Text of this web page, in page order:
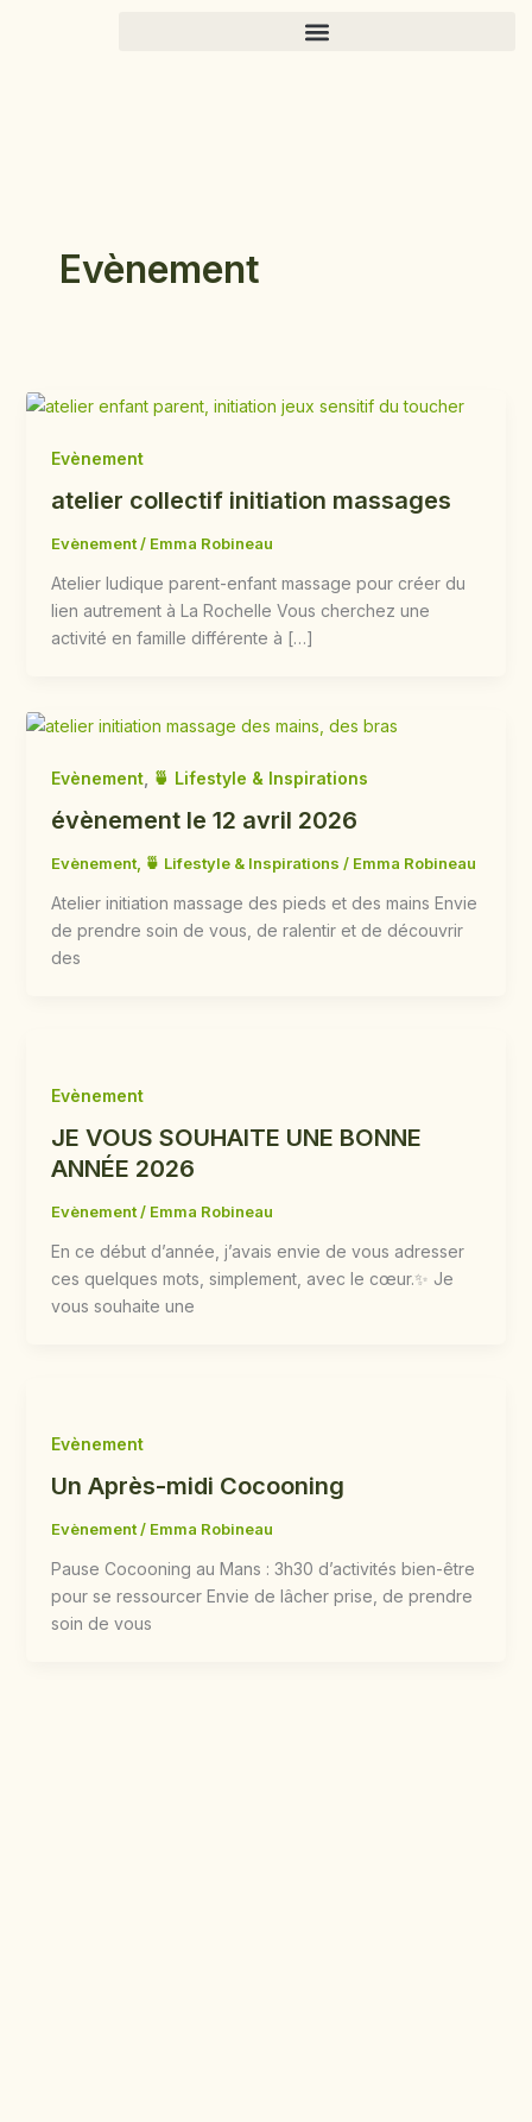
Evènement
Evènement
atelier collectif initiation massages
Evènement/ Emma Robineau
Atelier ludique parent-enfant massage pour créer du
lien autrement à La Rochelle Vous cherchez une
activité en famille différente à […]
Evènement, 🍵 Lifestyle & Inspirations
évènement le 12 avril 2026
Evènement, 🍵 Lifestyle & Inspirations / Emma Robineau
Atelier initiation massage des pieds et des mains Envie
de prendre soin de vous, de ralentir et de découvrir
des
Evènement
JE VOUS SOUHAITE UNE BONNE
ANNÉE 2026
Evènement/ Emma Robineau
En ce début d’année, j’avais envie de vous adresser
ces quelques mots, simplement, avec le cœur.✨ Je
vous souhaite une
Evènement
Un Après-midi Cocooning
Evènement/ Emma Robineau
Pause Cocooning au Mans : 3h30 d’activités bien-être
pour se ressourcer Envie de lâcher prise, de prendre
soin de vous